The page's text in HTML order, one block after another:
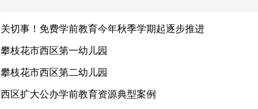
关切事！免费学前教育今年秋季学期起逐步推进
攀枝花市西区第一幼儿园
攀枝花市西区第二幼儿园
西区扩大公办学前教育资源典型案例